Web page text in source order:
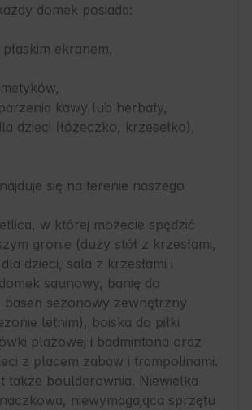
domek posiada:
ekranem,
kawy lub herbaty,
dzieci (łóżeczko, krzesełko),
się na terenie naszego
w której możecie spędzić
gronie (duży stół z krzesłami,
dzieci, sala z krzesłami i
saunowy, banię do
basen sezonowy zewnętrzny
letnim), boiska do piłki
plażowej i badmintona oraz
z placem zabaw i trampolinami.
także boulderownia. Niewielka
niewymagająca sprzętu